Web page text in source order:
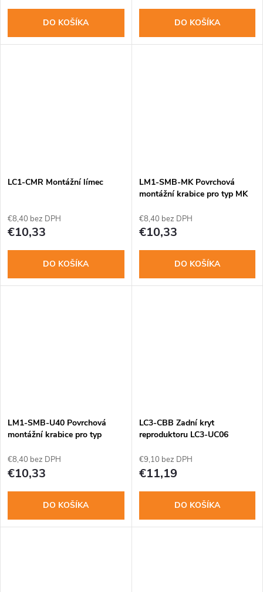
DO KOŠÍKA DO KOŠÍKA
LC1-CMR Montážní límec
€8,40 bez DPH
€10,33
DO KOŠÍKA
LM1-SMB-MK Povrchová
montážní krabice pro typ MK
€8,40 bez DPH
€10,33
DO KOŠÍKA
LM1-SMB-U40 Povrchová
montážní krabice pro typ
€8,40 bez DPH
€10,33
DO KOŠÍKA
LC3-CBB Zadní kryt
reproduktoru LC3-UC06
€9,10 bez DPH
€11,19
DO KOŠÍKA